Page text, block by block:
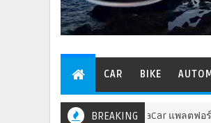
CAR BIKE
BREAKING
BlaBlaCar แพลตฟอร์มคาร์พูลชั้นนำ